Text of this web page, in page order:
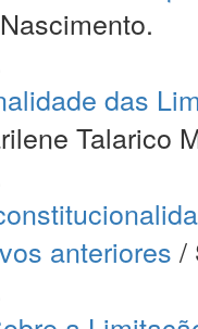
das
Talarico
anteriores /